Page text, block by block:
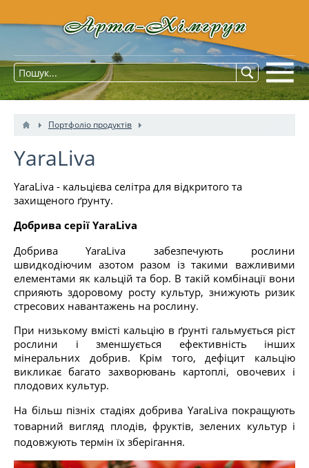
Портфоліо продуктів
YaraLiva
YaraLiva - кальцієва селітра для відкритого та
захищеного ґрунту.
Добрива серії YaraLiva
Добрива YaraLiva забезпечують рослини
швидкодіючим азотом разом із такими важливими
елементами як кальцій та бор. В такій комбінації вони
сприяють здоровому росту культур, знижують ризик
стресових навантажень на рослину.
При низькому вмісті кальцію в ґрунті гальмується ріст
рослини і зменшується ефективність інших
мінеральних добрив. Крім того, дефіцит кальцію
викликає багато захворювань картоплі, овочевих і
плодових культур.
На більш пізніх стадіях добрива YaraLiva покращують
товарний вигляд плодів, фруктів, зелених культур і
подовжують термін їх зберігання.